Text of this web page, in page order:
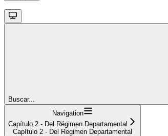
Buscar...
Navigation
Capítulo 2 - Del Régimen Departamental
Capítulo 2 - Del Regimen Departamental